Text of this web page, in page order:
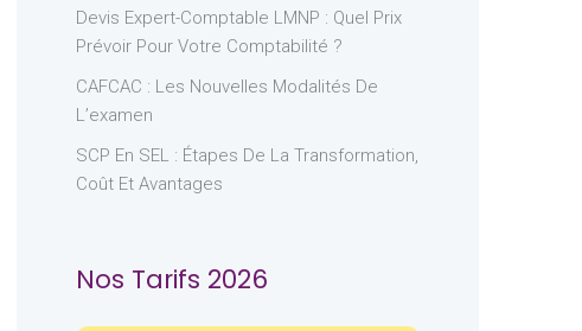
Devis Expert-Comptable LMNP : Quel Prix
Prévoir Pour Votre Comptabilité ?
CAFCAC : Les Nouvelles Modalités De
L’examen
SCP En SEL : Étapes De La Transformation,
Coût Et Avantages
Nos Tarifs 2026